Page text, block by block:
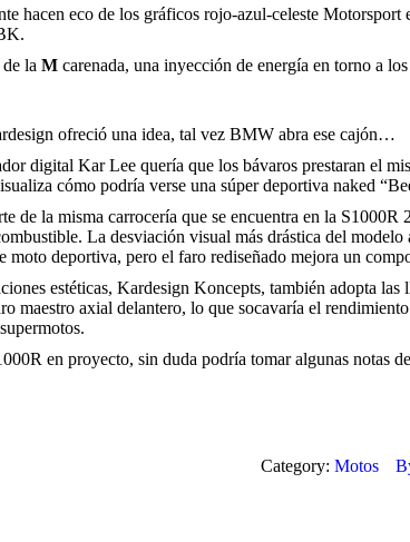
hacen eco de los gráficos rojo-azul-celeste
la M carenada, una inyección de energía en torno a
ofreció una idea, tal vez BMW abra ese cajón…
digital Kar Lee quería que los bávaros prestaran el
cómo podría verse una súper deportiva naked
de la misma carrocería que se encuentra en la
La desviación visual más drástica del
moto deportiva, pero el faro rediseñado mejora un
estéticas, Kardesign Koncepts, también adopta
maestro axial delantero, lo que socavaría el
en proyecto, sin duda podría tomar algunas notas
Category: Motos